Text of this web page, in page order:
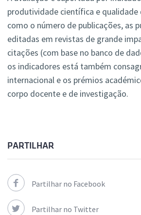
produtividade científica e qualidade
como o número de publicações, as
editadas em revistas de grande
citações (com base no banco de
os indicadores está também
internacional e os prémios
corpo docente e de investigação.
PARTILHAR
Partilhar no Facebook
Partilhar no Twitter